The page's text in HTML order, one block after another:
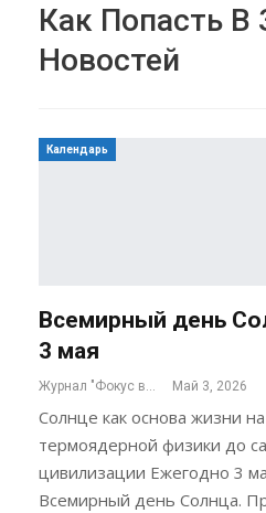
Как Попасть В
Новостей
Календарь
Всемирный день
3 мая
Журнал "Фокус внимания" Май 3, 2026
Солнце как основа жизни
термоядерной физики до
цивилизации Ежегодно 3
Всемирный день Солнца.